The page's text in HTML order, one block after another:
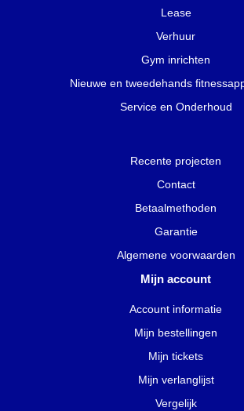
Lease
Verhuur
Gym inrichten
Nieuwe en tweedehands
Service en Onderhoud
Recente projecten
Contact
Betaalmethoden
Garantie
Algemene voorwaarden
Mijn account
Account informatie
Mijn bestellingen
Mijn tickets
Mijn verlanglijst
Vergelijk